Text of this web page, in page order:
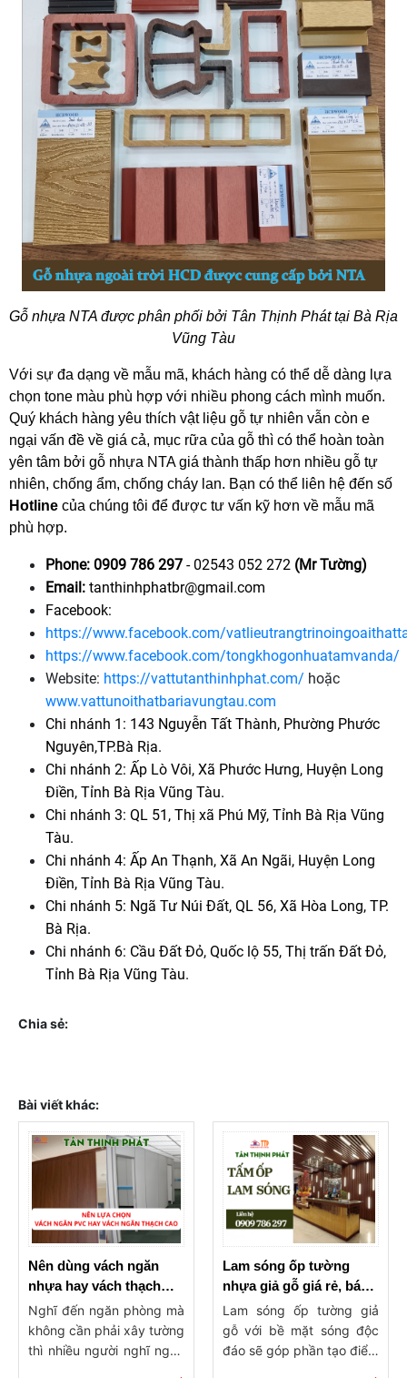
Gỗ nhựa NTA được phân phối bởi Tân Thịnh Phát tại Bà Rịa
Vũng Tàu
Với sự đa dạng về mẫu mã, khách hàng có thể dễ dàng lựa
chọn tone màu phù hợp với nhiều phong cách mình muốn.
Quý khách hàng yêu thích vật liệu gỗ tự nhiên vẫn còn e
ngại vấn đề về giá cả, mục rữa của gỗ thì có thể hoàn toàn
yên tâm bởi gỗ nhựa NTA giá thành thấp hơn nhiều gỗ tự
Hotline của chúng tôi để được tư vấn kỹ hơn về mẫu mã
phù hợp.
Phone: 0909 786 297 - 02543 052 272 (Mr Tường)
Email: tanthinhphatbr@gmail.com
Facebook:
https://www.facebook.com/
https://www.facebook.com/tongkhogonhuatamvanda/
Website: https://vattutanthinhphat.com/ hoặc
www.vattunoithatbariavungtau.com
Chi nhánh 1: 143 Nguyễn Tất Thành, Phường Phước
Nguyên,TP.Bà Rịa.
Chi nhánh 2: Ấp Lò Vôi, Xã Phước Hưng, Huyện Long
Điền, Tỉnh Bà Rịa Vũng Tàu.
Chi nhánh 3: QL 51, Thị xã Phú Mỹ, Tỉnh Bà Rịa Vũng
Tàu.
Chi nhánh 4: Ấp An Thạnh, Xã An Ngãi, Huyện Long
Điền, Tỉnh Bà Rịa Vũng Tàu.
Chi nhánh 5: Ngã Tư Núi Đất, QL 56, Xã Hòa Long, TP.
Bà Rịa.
Chi nhánh 6: Cầu Đất Đỏ, Quốc lộ 55, Thị trấn Đất Đỏ,
Tỉnh Bà Rịa Vũng Tàu.
Chia sẻ:
Bài viết khác:
Nên dùng vách ngăn
nhựa hay vách thạch
cao ngăn phòng?
Nghĩ đến ngăn phòng mà
không cần phải xây tường
thì nhiều người nghĩ ngay
Lam sóng ốp tường
nhựa giả gỗ giá rẻ, báo
giá lam ốp tường, trần
Lam sóng ốp tường giả
gỗ với bề mặt sóng độc
đáo sẽ góp phần tạo điểm